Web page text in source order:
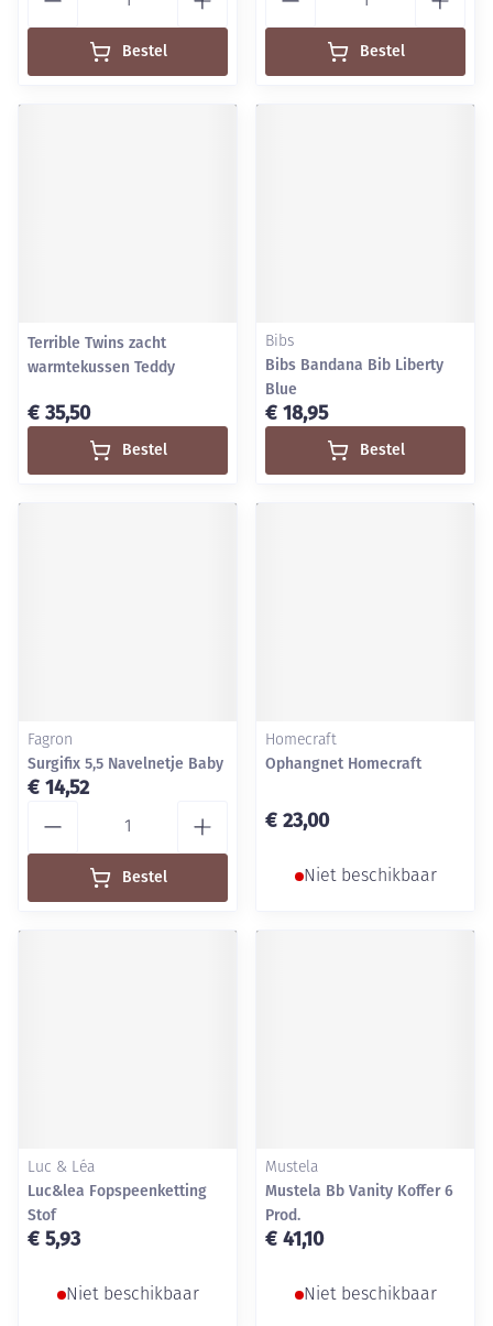
Bestel Bestel
Terrible Twins zacht
warmtekussen Teddy
€ 35,50
Bestel
Bibs
Bibs Bandana Bib Liberty
Blue
€ 18,95
Bestel
Fagron
Surgifix 5,5 Navelnetje Baby
€ 14,52
Bestel
Homecraft
Ophangnet Homecraft
€ 23,00
Niet beschikbaar
Luc & Léa
Luc&lea Fopspeenketting
Stof
€ 5,93
Niet beschikbaar
Mustela
Mustela Bb Vanity Koffer 6
Prod.
€ 41,10
Niet beschikbaar